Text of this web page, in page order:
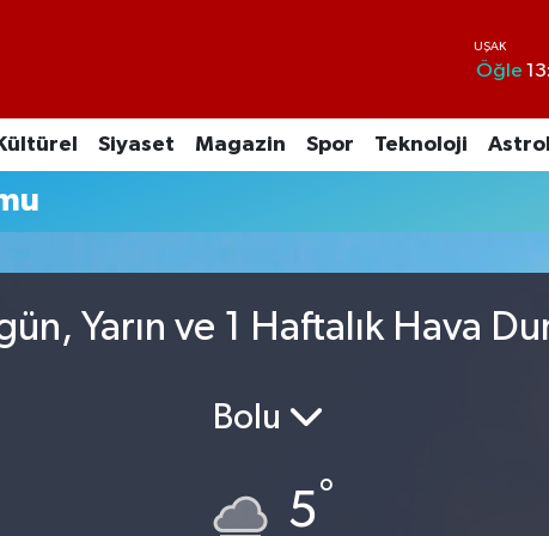
Öğle
Kültürel Siyaset Magazin Spor Teknoloji
Yarın ve 1 Haftalık Hava
Bolu
5°